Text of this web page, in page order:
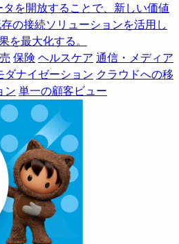
を開放することで、新しい価値
の接続ソリューションを活用し
最大化する。
保険 ヘルスケア 通信・メディア
ダナイゼーション クラウドへの移
ン 単一の顧客ビュー